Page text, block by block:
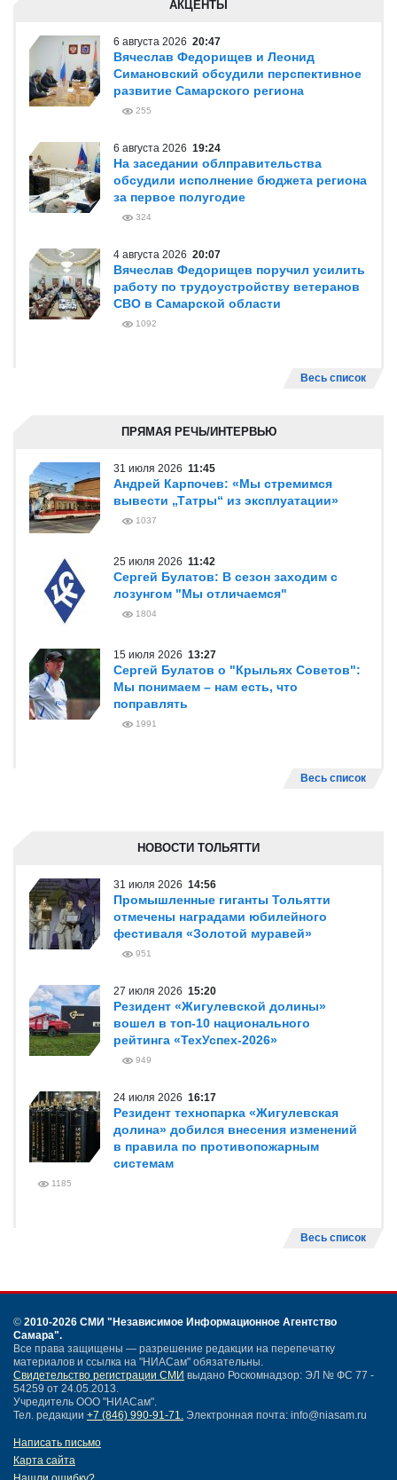
АКЦЕНТЫ
6 августа 2026 20:47
Вячеслав Федорищев и Леонид
Симановский обсудили перспективное
развитие Самарского региона
255
6 августа 2026 19:24
На заседании облправительства
обсудили исполнение бюджета региона
за первое полугодие
324
4 августа 2026 20:07
Вячеслав Федорищев поручил усилить
работу по трудоустройству ветеранов
СВО в Самарской области
1092
Весь список
ПРЯМАЯ РЕЧЬ/ИНТЕРВЬЮ
31 июля 2026 11:45
Андрей Карпочев: «Мы стремимся
вывести „Татры“ из эксплуатации»
1037
25 июля 2026 11:42
Сергей Булатов: В сезон заходим с
лозунгом "Мы отличаемся"
1804
15 июля 2026 13:27
Сергей Булатов о "Крыльях Советов":
Мы понимаем – нам есть, что
поправлять
1991
Весь список
НОВОСТИ ТОЛЬЯТТИ
31 июля 2026 14:56
Промышленные гиганты Тольятти
отмечены наградами юбилейного
фестиваля «Золотой муравей»
951
27 июля 2026 15:20
Резидент «Жигулевской долины»
вошел в топ-10 национального
рейтинга «ТехУспех-2026»
949
24 июля 2026 16:17
Резидент технопарка «Жигулевская
долина» добился внесения изменений
в правила по противопожарным
системам
1185
Весь список
© 2010-2026 СМИ "Независимое Информационное Агентство
Самара".
Все права защищены — разрешение редакции на перепечатку
материалов и ссылка на "НИАСам" обязательны.
Свидетельство регистрации СМИ выдано Роскомнадзор: ЭЛ № ФС 77 -
54259 от 24.05.2013.
Учредитель ООО "НИАСам".
Тел. редакции +7 (846) 990-91-71. Электронная почта: info@niasam.ru
Написать письмо
Карта сайта